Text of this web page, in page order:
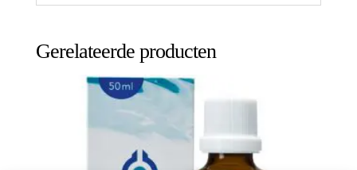
Gerelateerde producten